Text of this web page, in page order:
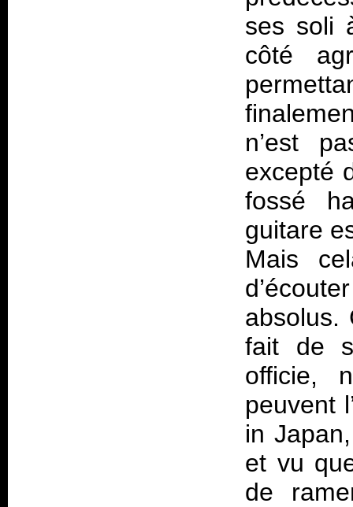
ses soli
côté
n’est
excepté
fossé
guitare
Mais
fait de
officie,
peuvent
in Japan
et vu
de